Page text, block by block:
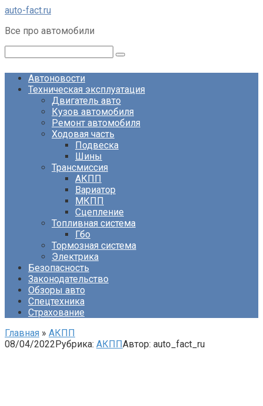
Перейти
контенту
auto-fact.ru
Все про автомобили
Автоновости
Техническая эксплуатация
Двигатель авто
Кузов автомобиля
Ремонт автомобиля
Ходовая часть
Подвеска
Шины
Трансмиссия
АКПП
Вариатор
МКПП
Сцепление
Топливная система
Гбо
Тормозная система
Электрика
Безопасность
Законодательство
Обзоры авто
Спецтехника
Страхование
Главная » АКПП
08/04/2022Рубрика: АКППАвтор: auto_fact_ru